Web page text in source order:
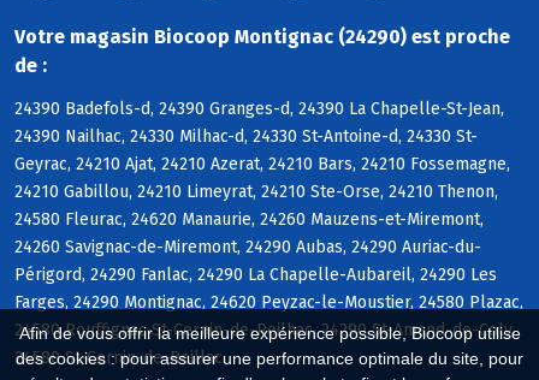
Afin de vous offrir la meilleure expérience possible, Biocoop utilise
des cookies : pour assurer une performance optimale du site, pour
Votre magasin Biocoop Montignac (24290) est proche
de :
24390 Badefols-d, 24390 Granges-d, 24390 La Chapelle-St-Jean,
24390 Nailhac, 24330 Milhac-d, 24330 St-Antoine-d, 24330 St-
Geyrac, 24210 Ajat, 24210 Azerat, 24210 Bars, 24210 Fossemagne,
24210 Gabillou, 24210 Limeyrat, 24210 Ste-Orse, 24210 Thenon,
24580 Fleurac, 24620 Manaurie, 24260 Mauzens-et-Miremont,
24260 Savignac-de-Miremont, 24290 Aubas, 24290 Auriac-du-
Périgord, 24290 Fanlac, 24290 La Chapelle-Aubareil, 24290 Les
Farges, 24290 Montignac, 24620 Peyzac-le-Moustier, 24580 Plazac,
24580 Rouffignac-St-Cernin-de-Reilhac, 24290 St-Amand-de-Coly,
24580 St-Cernin-de-Reillac